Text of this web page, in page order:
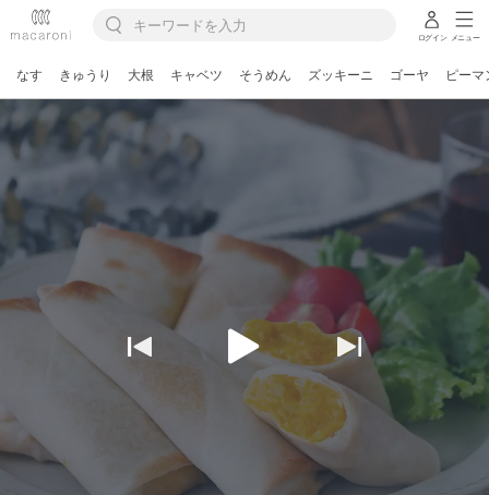
ログイン メニュー
なす きゅうり 大根 キャベツ そうめん ズッキーニ ゴーヤ ピーマ